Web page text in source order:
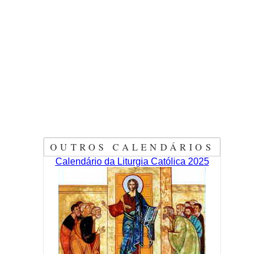
OUTROS CALENDÁRIOS
Calendário da Liturgia Católica 2025